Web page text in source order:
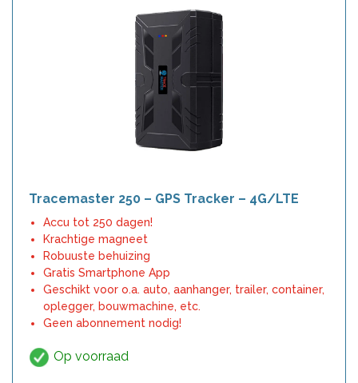
Tracemaster 250 – GPS Tracker – 4G/LTE
Accu tot 250 dagen!
Krachtige magneet
Robuuste behuizing
Gratis Smartphone App
Geschikt voor o.a. auto, aanhanger, trailer, container,
oplegger, bouwmachine, etc.
Geen abonnement nodig!
Op voorraad